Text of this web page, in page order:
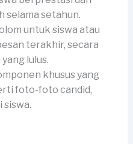
selama setahun.
untuk siswa atau
terakhir, secara
lulus.
khusus yang
foto-foto candid,
siswa.